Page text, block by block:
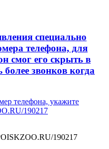
специально
телефона, для
смог его скрыть в
звонков когда
телефона, укажите
190217
190217